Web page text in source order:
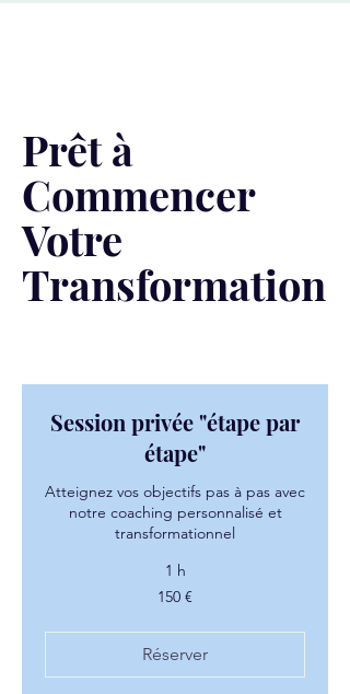
Prêt à
Commencer
Votre
Transformation
Session privée "étape par
étape"
Atteignez vos objectifs pas à pas avec
notre coaching personnalisé et
transformationnel
1 h
150 €
Réserver